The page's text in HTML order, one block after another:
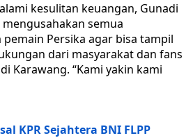
kesulitan keuangan, Gunadi
semua
Persika agar bisa tampil
dari masyarakat dan fans
Karawang. “Kami yakin kami
KPR Sejahtera BNI FLPP